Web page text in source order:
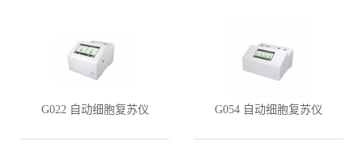
G022 自动细胞复苏仪 G054 自动细胞复苏仪